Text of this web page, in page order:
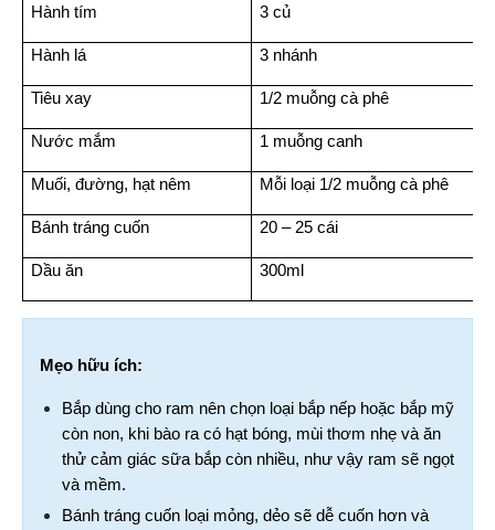
Hành tím 3 củ
Hành lá 3 nhánh
Tiêu xay 1/2 muỗng cà phê
Nước mắm 1 muỗng canh
Muối, đường, hạt nêm Mỗi loại 1/2 muỗng cà phê
Bánh tráng cuốn 20 – 25 cái
Dầu ăn 300ml
Mẹo hữu ích:
Bắp dùng cho ram nên chọn loại bắp nếp hoặc bắp mỹ
còn non, khi bào ra có hạt bóng, mùi thơm nhẹ và ăn
thử cảm giác sữa bắp còn nhiều, như vậy ram sẽ ngọt
và mềm.
Bánh tráng cuốn loại mỏng, dẻo sẽ dễ cuốn hơn và